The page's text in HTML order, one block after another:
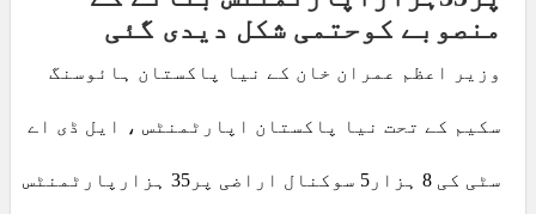
منصوبے کوحتمی شکل دیدی گئی
وزیر اعظم عمران خان کے نیا پاکستان ہائوسنگ
سکیم کے تحت نیا پاکستان اپارٹمنٹس ، ایل ڈی اے
سٹی کی 8 ہزار5 سوکنال اراضی پر35 ہزارپارٹمنٹس